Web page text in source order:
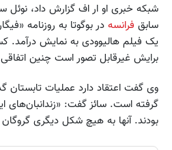
سابق فرانسه در بوگوتا به روزنامه
یک فیلم هالیوودی به نمایش درآمد.
برایش غیرقابل تصور است چنین اتفاقی
وی گفت اعتقاد دارد عملیات تابستان
گرفته است. سائز گفت: «زندانبان‌های
بودند. آنها به هیچ شکل دیگری گروگان